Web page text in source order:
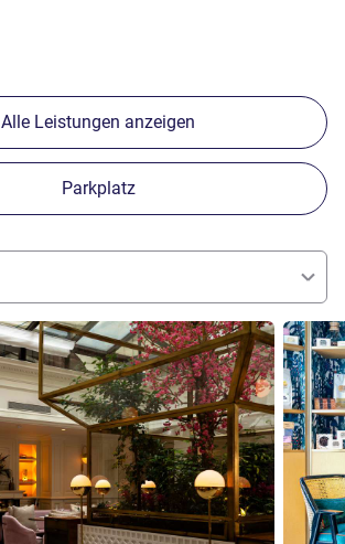
Alle Leistungen anzeigen
Parkplatz
Details